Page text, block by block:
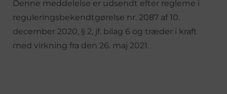
Denne meddelelse er udsendt efter reglerne i
reguleringsbekendtgørelse nr. 2087 af 10.
december 2020, § 2, jf. bilag 6 og træder i kraft
med virkning fra den 26. maj 2021.